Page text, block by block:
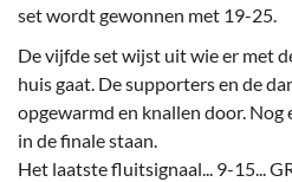
set wordt gewonnen met 19-25.
De vijfde set wijst uit wie er met
huis gaat. De supporters en de
opgewarmd en knallen door. Nog
in de finale staan.
Het laatste fluitsignaal... 9-15...